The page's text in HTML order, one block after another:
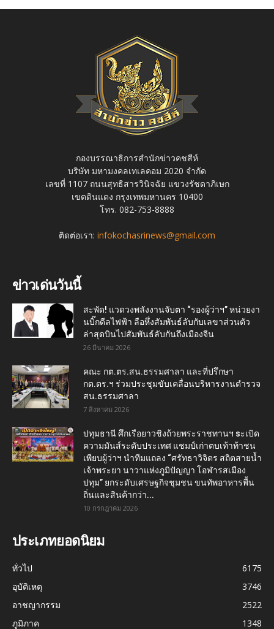
กองบรรณาธิการสำนักข่าวคชสีห์
บริษัท มหามงคลเทเลคอม 2020 จำกัด
เลขที่ 1107 ถนนสุทธิสารวินิจฉัย แขวงรัชดาภิเษก
เขตดินแดง กรุงเทพมหานคร 10400
โทร. 082-753-8888
ติดต่อเรา: infokochasrinews@gmail.com
ข่าวเด่นวันนี้
สะพัด! แวดวงพลังงานจับตา “รองผู้ว่าฯ” หน่วยงา
นบิ๊กดีลไฟฟ้า ลือหึ่งสัมพันธ์ลับกับเลขาส่วนตัว
ล่าสุดบินไปสัมพันธ์ลับกันถึงเมืองจีน
26 มีนาคม 2026
คณะ กต.ตร.สน.ธรรมศาลา และที่ปรึกษา
กต.ตร.ฯ ร่วมประชุมขับเคลื่อนบริหารงานตำรวจ
สน.ธรรมศาลา
7 สิงหาคม 2026
ปทุมธานี ศึกเรือยาวชิงถ้วยพระราชทานฯ sะเบิด
ความมันส์ระดับประเทศ แชมป์เก่าตบเท้าท้าชน
เพียบผู้ว่าฯ นำทีมแถลง “ศรัทธาวิจิตร สถิตสายน้ำ
เจ้าพระยา นาวาแห่งภูมิปัญญา โอฬารสเมือง
ปทุม” ยกระดับเศรษฐกิจชุมชน ขนทัพอาหารพื้น
ถิ่นและสินค้ากว่า...
10 กรกฎาคม 2026
ประเภทยอดนิยม
ทั่วไป
6175
อุบัติเหตุ
3746
อาชญากรรม
2522
ภูมิภาค
1348